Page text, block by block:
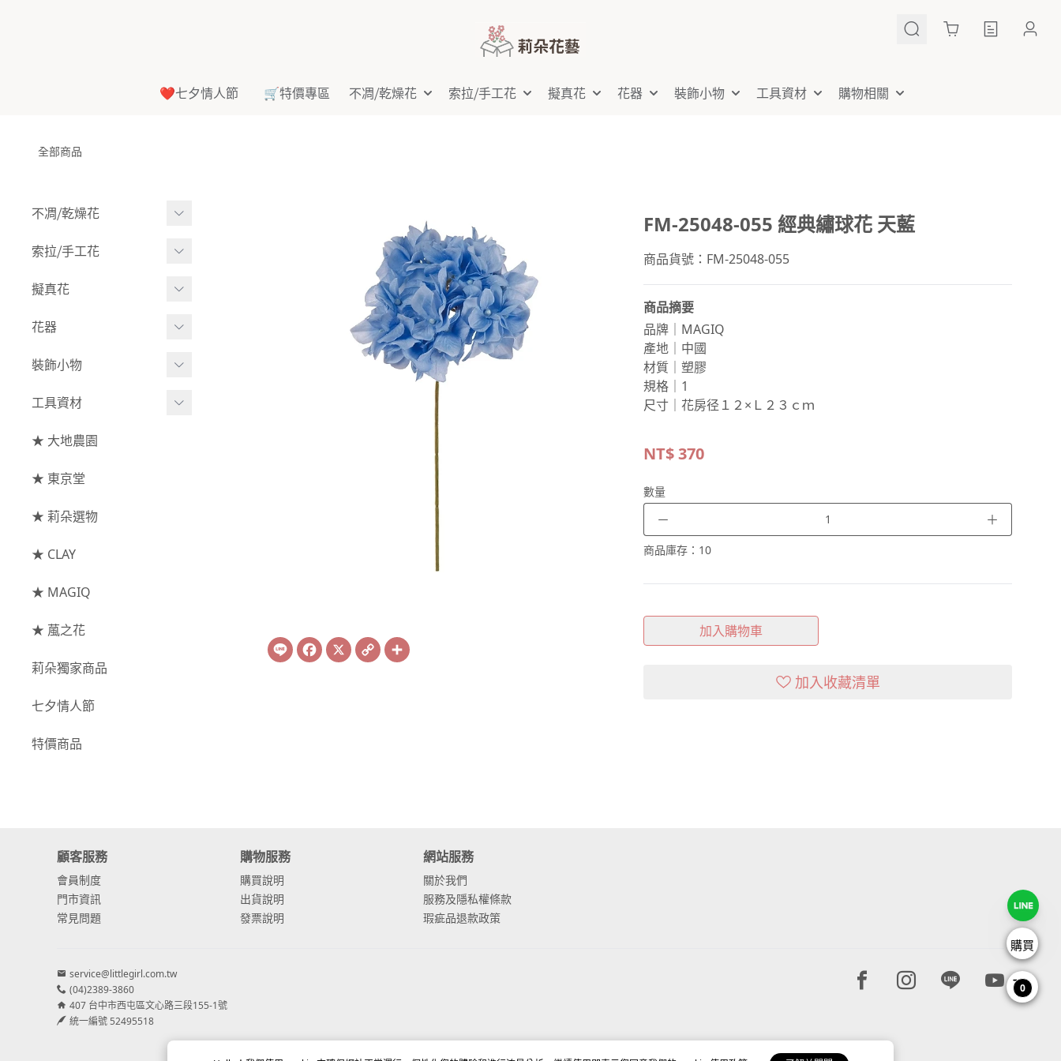
Cart
❤️七夕情人節 🛒特價專區 不凋⧸乾燥花 索拉⧸手工花 擬真花 花器 裝飾小物 工具資材 購物相關
全部商品
不凋⧸乾燥花
多色組合
- 其他
玫瑰
大玫瑰
- 迷你玫瑰
- 庭園玫瑰
- 其他玫瑰
主花
菊花
-
蘭花⧸大理花
康乃馨
- 安娜貝爾繡球花
- 日本繡球花
- 重瓣繡球花
配花
- 滿天星⧸木滿天星
索拉⧸手工花
索拉花(有花莖)
- 莉朵獨家水染
- 大地農園
索拉花(僅花頭)
原色
擬真花
盆栽⧸成品
綜合花束
葉材⧸藤蔓
枝條
果實
花器
小型花器
中大型花器
捧花架⧸吊架
藤圈⧸注連繩
提籃
裝飾小物
裝飾⧸擺飾
花插
工具資材
工具⧸型錄
資材
★ 大地農園
★ 東京堂
★ 莉朵選物
★ CLAY
★ MAGIQ
★ 葻之花
莉朵獨家商品
七夕情人節
特價商品
Line Facebook
X Copy
Link
FM-25048-055 經典繡球花 天藍
商品貨號：FM-25048-055
商品摘要
品牌｜MAGIQ
產地｜中國
材質｜塑膠
規格｜1
尺寸｜花房径１２×Ｌ２３ｃｍ
NT$370
數量
－ ＋
商品庫存： 10
加入購物車
加入收藏清單
顧客服務
會員制度
門市資訊
常見問題
購物服務
購買說明
出貨說明
發票說明
網站服務
關於我們
服務及隱私權條款
瑕疵品退款政策
service@littlegirl.com.tw
(04)2389-3860
407 台中市西屯區文心路三段155-1號
統一編號 52495518
Facebook page
Instagram page
Line pageYoutube
購買
0